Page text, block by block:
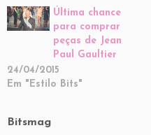
Última chance
para comprar
peças de Jean
Paul Gaultier
24/04/2015
Em "Estilo Bits"
Bitsmag